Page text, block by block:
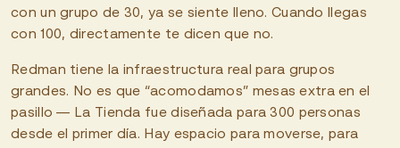
con un grupo de 30, ya se siente lleno. Cuando llegas
con 100, directamente te dicen que no.
Redman tiene la infraestructura real para grupos
grandes. No es que “acomodamos” mesas extra en el
pasillo — La Tienda fue diseñada para 300 personas
desde el primer día. Hay espacio para moverse, para